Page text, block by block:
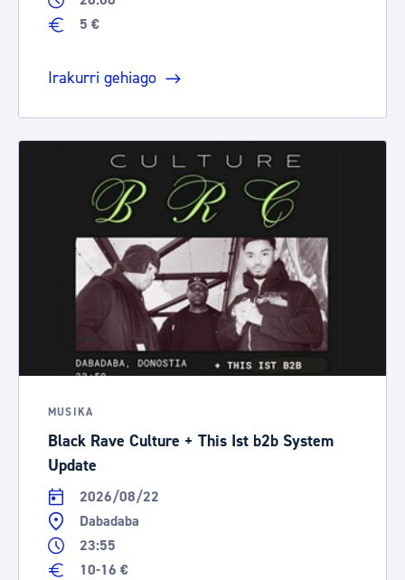
5 €
Irakurri gehiago
MUSIKA
Black Rave Culture + This Ist b2b System
Update
2026/08/22
Dabadaba
23:55
10-16 €